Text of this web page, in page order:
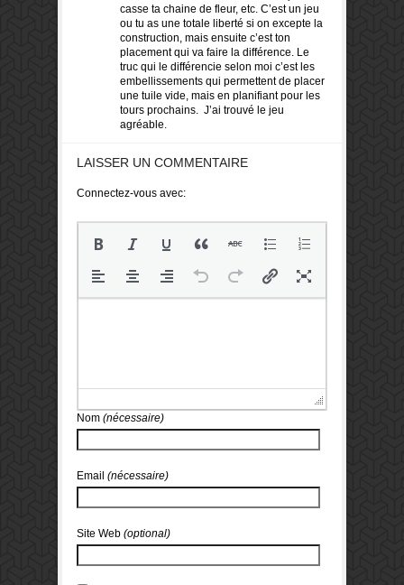
casse ta chaine de fleur, etc. C’est un jeu
ou tu as une totale liberté si on excepte la
construction, mais ensuite c’est ton
placement qui va faire la différence. Le
truc qui le différencie selon moi c’est les
embellissements qui permettent de placer
une tuile vide, mais en planifiant pour les
tours prochains. J’ai trouvé le jeu
agréable.
LAISSER UN COMMENTAIRE
Connectez-vous avec:
Nom (nécessaire)
Email (nécessaire)
Site Web (optional)